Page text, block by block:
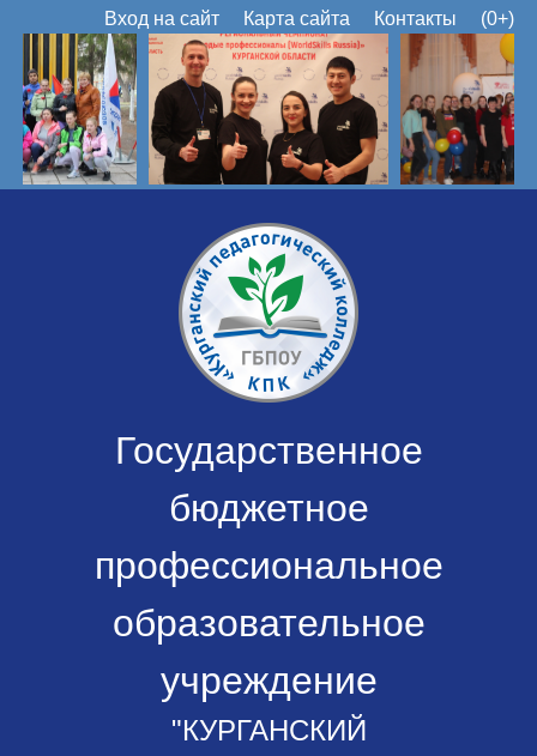
Вход на сайт Карта сайта Контакты (0+)
Государственное
бюджетное
профессиональное
образовательное
учреждение
"КУРГАНСКИЙ